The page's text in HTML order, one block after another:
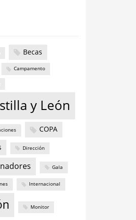
Becas
Campamento
y León
COPA
Dirección
Gala
Internacional
Monitor